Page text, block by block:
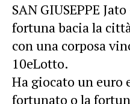
SAN GIUSEPPE
fortuna bacia la
con una corposa
10eLotto.
Ha giocato un euro
fortunato o la